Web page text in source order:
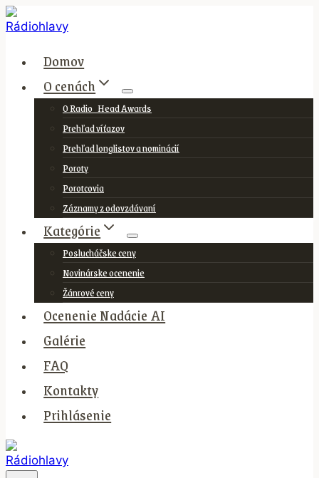
Skip
to
Domov
O cenách
O Radio_Head Awards
Prehľad víťazov
Prehľad longlistov a nominácií
Poroty
Porotcovia
Záznamy z odovzdávaní
Kategórie
Poslucháčske ceny
Novinárske ocenenie
Žánrové ceny
Ocenenie Nadácie AI
Galérie
FAQ
Kontakty
Prihlásenie